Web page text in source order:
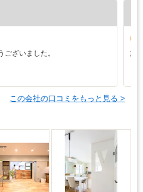
ざいました。
施
この会社の口コミをもっと見る >